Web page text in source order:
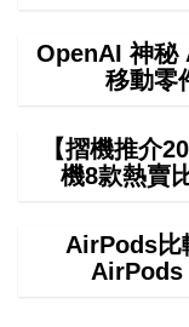
OpenAI 神秘
移動零
【摺機推介
機8款熱賣
AirPods比
AirPods